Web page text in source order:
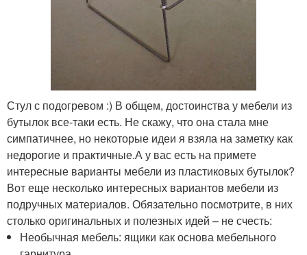
Стул с подогревом :) В общем, достоинства у мебели из
бутылок все-таки есть. Не скажу, что она стала мне
симпатичнее, но некоторые идеи я взяла на заметку как
недорогие и практичные.А у вас есть на примете
интересные варианты мебели из пластиковых бутылок?
Вот еще несколько интересных вариантов мебели из
подручных материалов. Обязательно посмотрите, в них
столько оригинальных и полезных идей – не счесть:
Необычная мебель: ящики как основа мебельного